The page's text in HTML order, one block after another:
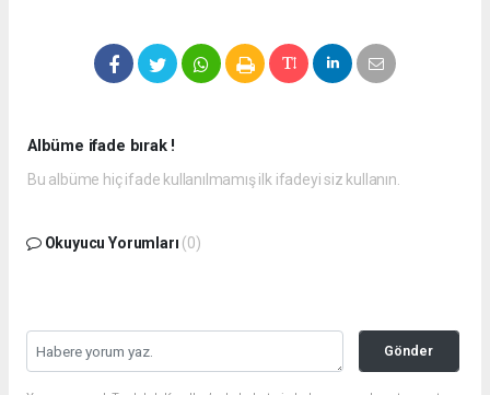
Albüme ifade bırak !
Bu albüme hiç ifade kullanılmamış ilk ifadeyi siz kullanın.
Okuyucu Yorumları (0)
Gönder